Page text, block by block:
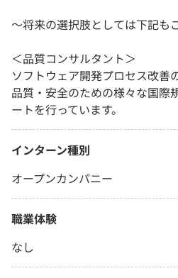
～将来の選択肢としては下記も
＜品質コンサルタント＞
ソフトウェア開発プロセス改善
品質・安全のための様々な国際
ートを行っています。
インターン種別
オープンカンパニー
職業体験
なし